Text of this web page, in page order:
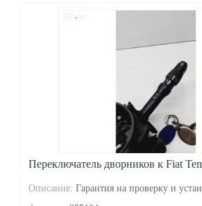
Переключатель дворников к Fiat
Описание: Гарантия на проверку и